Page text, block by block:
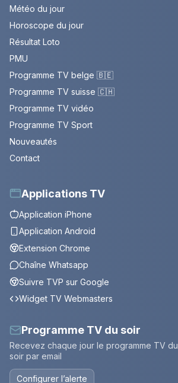
Météo du jour
Horoscope du jour
Résultat Loto
PMU
Programme TV belge 🇧🇪
Programme TV suisse 🇨🇭
Programme TV vidéo
Programme TV Sport
Nouveautés
Contact
Applications TV
Application iPhone
Application Android
Extension Chrome
Chaîne Whatsapp
Suivre TVP sur Google
Widget TV Webmasters
Programme TV du soir
Recevez chaque jour le programme TV du
soir par email
Configurer l’alerte